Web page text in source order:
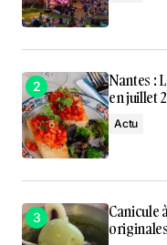
Nantes :
en juillet
Actu
Canicule